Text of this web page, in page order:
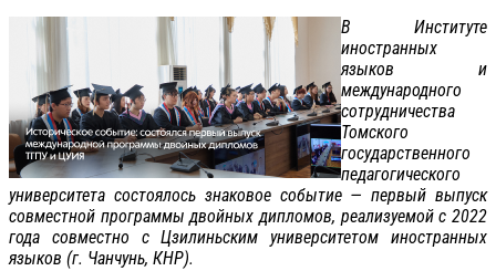
В Институте
иностранных
языков и
международного
сотрудничества
Томского
государственного
педагогического
университета состоялось знаковое событие — первый выпуск
совместной программы двойных дипломов, реализуемой с 2022
года совместно с Цзилиньским университетом иностранных
языков (г. Чанчунь, КНР).